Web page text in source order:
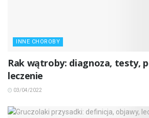
INNE CHOROBY
Rak wątroby: diagnoza, testy,
leczenie
03/04/2022